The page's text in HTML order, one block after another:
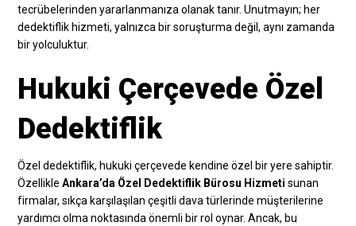
tecrübelerinden yararlanmanıza olanak tanır. Unutmayın; her
dedektiflik hizmeti, yalnızca bir soruşturma değil, aynı zamanda
bir yolculuktur.
Hukuki Çerçevede Özel
Dedektiflik
Özel dedektiflik, hukuki çerçevede kendine özel bir yere sahiptir.
ÖzellikleAnkara’da Özel Dedektiflik Bürosu Hizmeti sunan
firmalar, sıkça karşılaşılan çeşitli dava türlerinde müşterilerine
yardımcı olma noktasında önemli bir rol oynar. Ancak, bu